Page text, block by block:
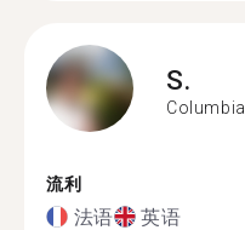
S.
Columbia
流利
法语 英语